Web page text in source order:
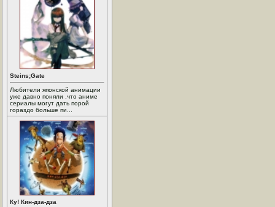
Steins;Gate
Любители японской анимации
уже давно поняли ,что аниме
сериалы могут дать порой
гораздо больше пи...
Ку! Кин-дза-дза